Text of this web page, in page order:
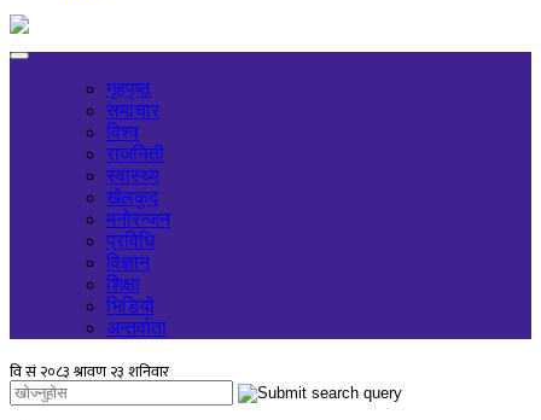
गृहपृष्ठ
समाचार
विश्व
राजनिती
स्वास्थ्य
खेलकुद
मनोरन्जन
प्रविधि
विज्ञान
शिक्षा
भिडियो
अन्तर्वाता